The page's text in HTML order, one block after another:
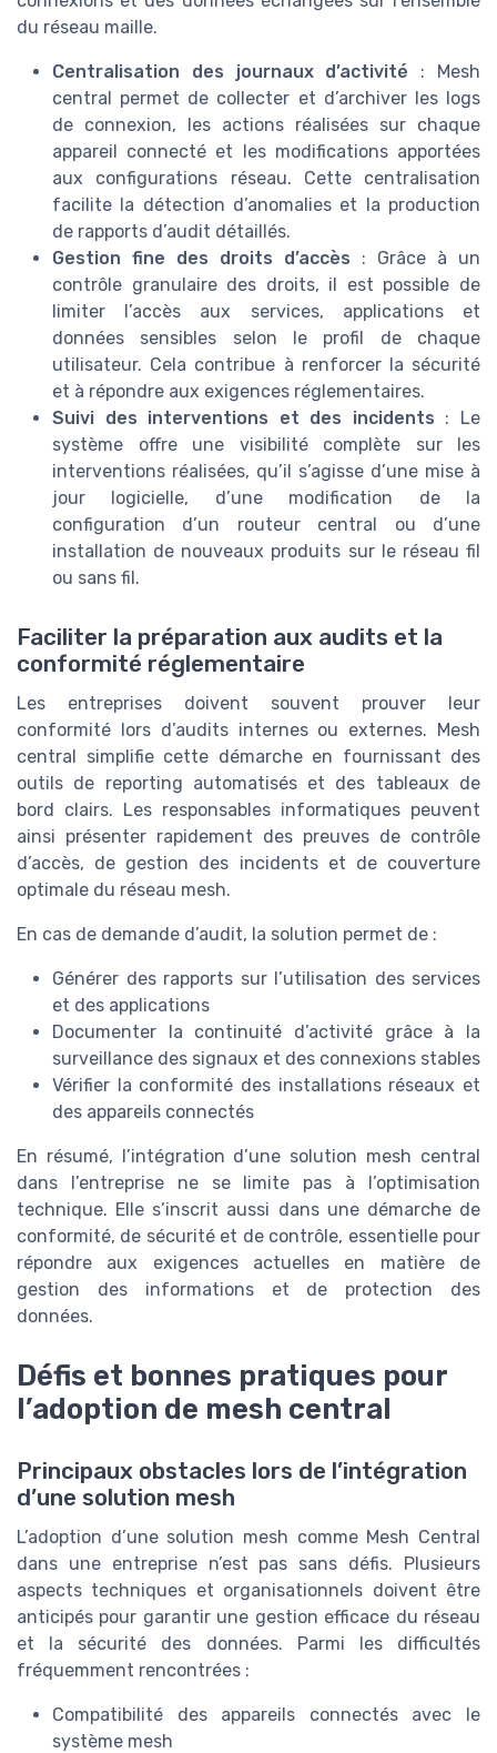
du réseau maille.
Centralisation des journaux d’activité : Mesh
central permet de collecter et d’archiver les logs
de connexion, les actions réalisées sur chaque
appareil connecté et les modifications apportées
aux configurations réseau. Cette centralisation
facilite la détection d’anomalies et la production
de rapports d’audit détaillés.
Gestion fine des droits d’accès : Grâce à un
contrôle granulaire des droits, il est possible de
limiter l’accès aux services, applications et
données sensibles selon le profil de chaque
utilisateur. Cela contribue à renforcer la sécurité
et à répondre aux exigences réglementaires.
Suivi des interventions et des incidents : Le
système offre une visibilité complète sur les
interventions réalisées, qu’il s’agisse d’une mise à
jour logicielle, d’une modification de la
configuration d’un routeur central ou d’une
installation de nouveaux produits sur le réseau fil
ou sans fil.
Faciliter la préparation aux audits et la
conformité réglementaire
Les entreprises doivent souvent prouver leur
conformité lors d’audits internes ou externes. Mesh
central simplifie cette démarche en fournissant des
outils de reporting automatisés et des tableaux de
bord clairs. Les responsables informatiques peuvent
ainsi présenter rapidement des preuves de contrôle
d’accès, de gestion des incidents et de couverture
optimale du réseau mesh.
En cas de demande d’audit, la solution permet de :
Générer des rapports sur l’utilisation des services
et des applications
Documenter la continuité d’activité grâce à la
surveillance des signaux et des connexions stables
Vérifier la conformité des installations réseaux et
des appareils connectés
En résumé, l’intégration d’une solution mesh central
dans l’entreprise ne se limite pas à l’optimisation
technique. Elle s’inscrit aussi dans une démarche de
conformité, de sécurité et de contrôle, essentielle pour
répondre aux exigences actuelles en matière de
gestion des informations et de protection des
données.
Défis et bonnes pratiques pour
l’adoption de mesh central
Principaux obstacles lors de l’intégration
d’une solution mesh
L’adoption d’une solution mesh comme Mesh Central
dans une entreprise n’est pas sans défis. Plusieurs
aspects techniques et organisationnels doivent être
anticipés pour garantir une gestion efficace du réseau
et la sécurité des données. Parmi les difficultés
fréquemment rencontrées :
Compatibilité des appareils connectés avec le
système mesh